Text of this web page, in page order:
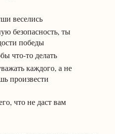
веселись
безопасность, ты
победы
что-то делать
каждого, а не
произвести
что не даст вам